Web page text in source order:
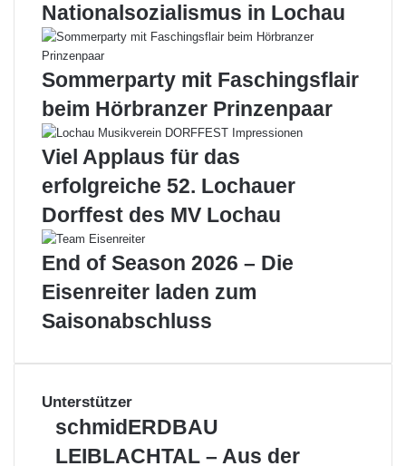
Nationalsozialismus in Lochau
Sommerparty mit Faschingsflair
beim Hörbranzer Prinzenpaar
Viel Applaus für das
erfolgreiche 52. Lochauer
Dorffest des MV Lochau
End of Season 2026 – Die
Eisenreiter laden zum
Saisonabschluss
Unterstützer
schmidERDBAU
–
schmidERDBAU
LEIBLACHTAL – Aus der